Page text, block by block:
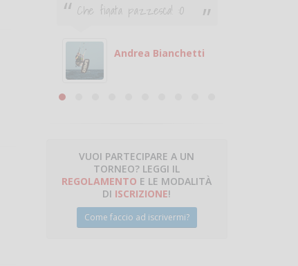
Che figata pazzesca! :O
Andrea Bianchetti
VUOI PARTECIPARE A UN
TORNEO? LEGGI IL
REGOLAMENTO E LE MODALITÀ
DI ISCRIZIONE!
Come faccio ad iscrivermi?